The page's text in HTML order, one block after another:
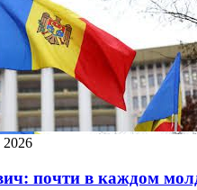
2026
почти в каждом